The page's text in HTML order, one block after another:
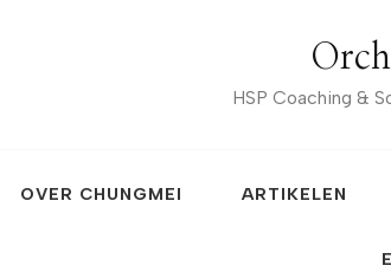
HSP Coaching &
OVER CHUNGMEI ARTIKELEN